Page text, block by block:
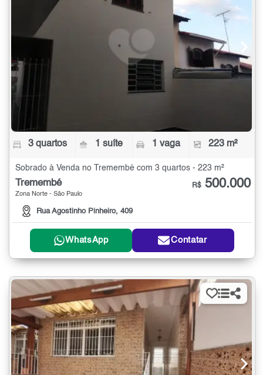
3 quartos 1 suíte 1 vaga 223 m²
Sobrado à Venda no Tremembé com 3 quartos - 223 m²
Tremembé
Zona Norte - São Paulo
Rua Agostinho Pinheiro, 409
R$ 500.000
WhatsApp Contatar